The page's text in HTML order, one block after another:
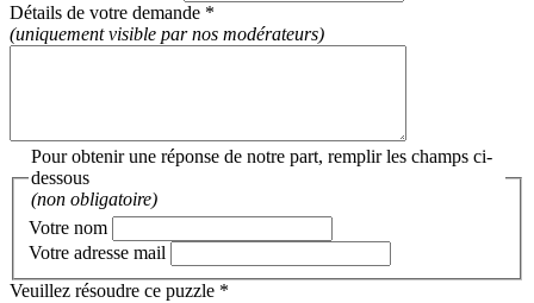
Détails de votre demande *
(uniquement visible par nos modérateurs)
Pour obtenir une réponse de notre part, remplir les champs ci-
dessous
(non obligatoire)
Votre nom
Votre adresse mail
Veuillez résoudre ce puzzle *